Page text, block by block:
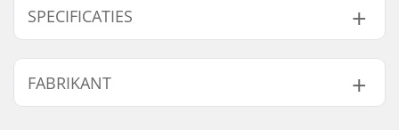
SPECIFICATIES
Frame type:
Rockered setup
Spacers:
Lagerprecisie:
IQON Decode
FABRIKANT